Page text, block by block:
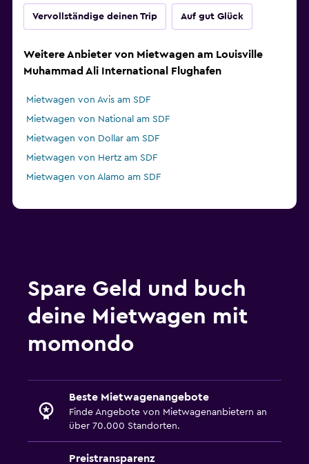
Vervollständige deinen Trip Auf gut Glück
Weitere Anbieter von Mietwagen am Louisville
Muhammad Ali International Flughafen
Mietwagen von Avis am SDF
Mietwagen von National am SDF
Mietwagen von Dollar am SDF
Mietwagen von Hertz am SDF
Mietwagen von Alamo am SDF
Spare Geld und buch
deine Mietwagen mit
momondo
Beste Mietwagenangebote
Finde Angebote von Mietwagenanbietern an
über 70.000 Standorten.
Preistransparenz